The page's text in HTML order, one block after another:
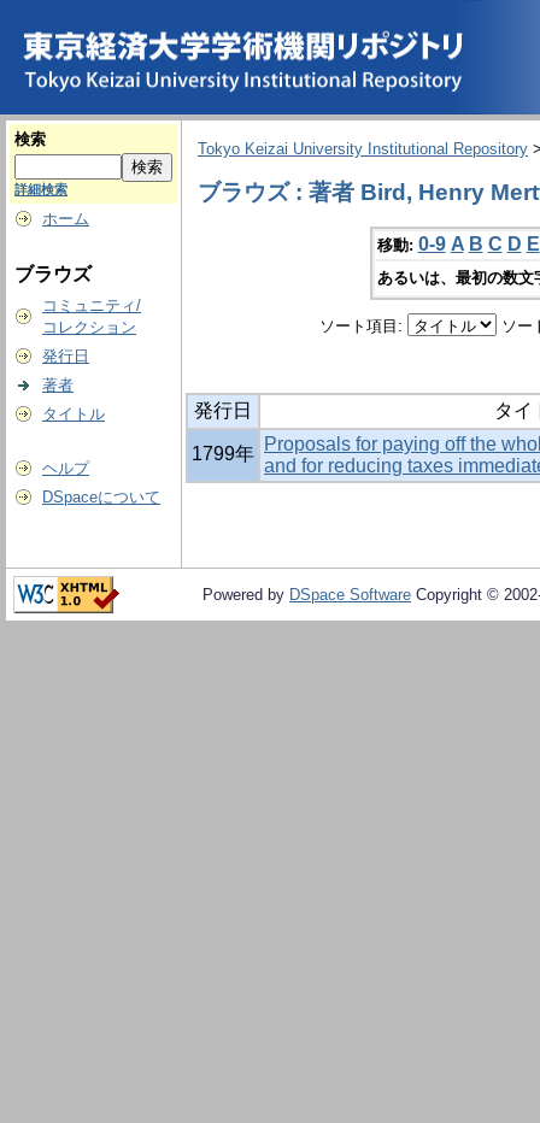
検索
詳細検索
ホーム
ブラウズ
コミュニティ/
コレクション
発行日
著者
タイトル
ヘルプ
DSpaceについて
Tokyo Keizai University Institutional Repository
ブラウズ : 著者 Bird, Henry
移動: 0-9 A B C D E
あるいは、最初の数
ソート項目: ソー
発行日 タイ
1799年 Proposals for paying off the
and for reducing taxes
Powered by DSpace Software Copyright ©